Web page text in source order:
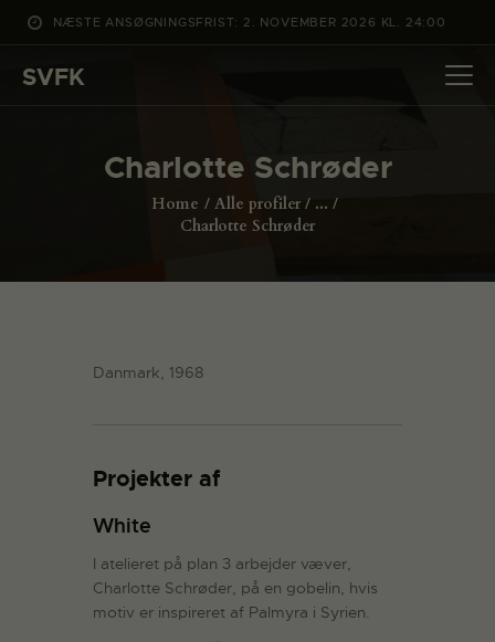
NÆSTE ANSØGNINGSFRIST: 2. NOVEMBER 2026 KL. 24:00
SVFK
Charlotte Schrøder
Home Alle profiler
...
Charlotte Schrøder
DET SKER
CHANNEL
Danmark, 1968
Projekter af
White
I atelieret på plan 3 arbejder væver,
Charlotte Schrøder, på en gobelin, hvis
motiv er inspireret af Palmyra i Syrien.